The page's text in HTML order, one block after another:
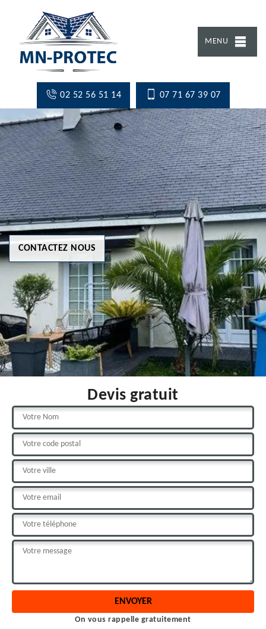
MENU
02 52 56 51 14 07 71 67 39 07
CONTACTEZ NOUS
Devis gratuit
On vous rappelle gratuitement